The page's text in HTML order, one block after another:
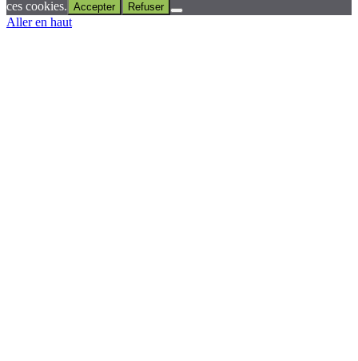
ces cookies. Accepter Refuser
Aller en haut